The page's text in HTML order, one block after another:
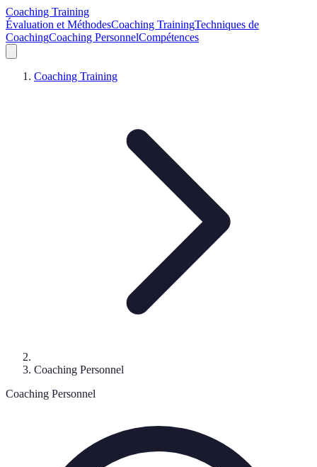
Coaching Training
Évaluation et MéthodesCoaching TrainingTechniques de
CoachingCoaching PersonnelCompétences
Coaching Training
Coaching Personnel
Coaching Personnel